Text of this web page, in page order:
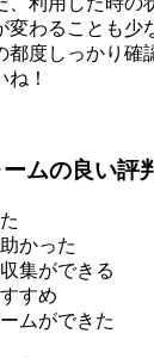
わることも少
都度しっかり確
！
ムの良い評
かった
集ができる
すめ
ムができた